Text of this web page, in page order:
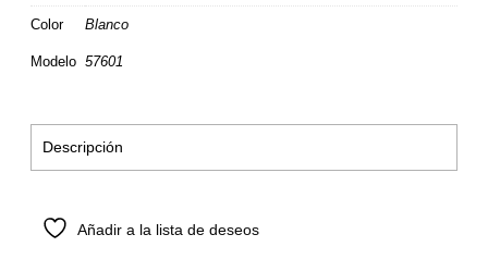
Color Blanco
Modelo 57601
Descripción
Añadir a la lista de deseos